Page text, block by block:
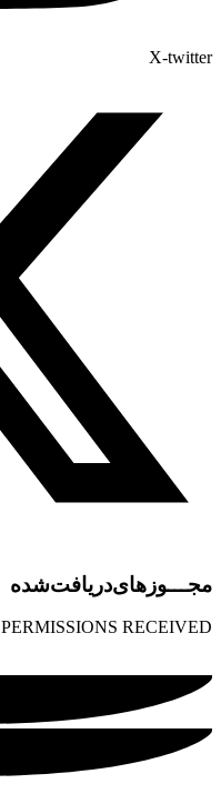
X-twitter
مجـــوز‌های‌دریافت‌شده
PERMISSIONS RECEIVED